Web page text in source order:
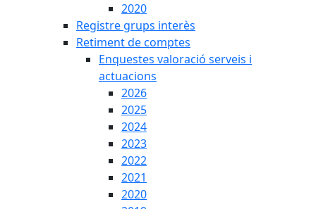
2020
Registre grups interès
Retiment de comptes
Enquestes valoració serveis i
actuacions
2026
2025
2024
2023
2022
2021
2020